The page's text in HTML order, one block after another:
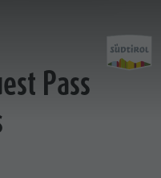
PIANIFICA &
Pass